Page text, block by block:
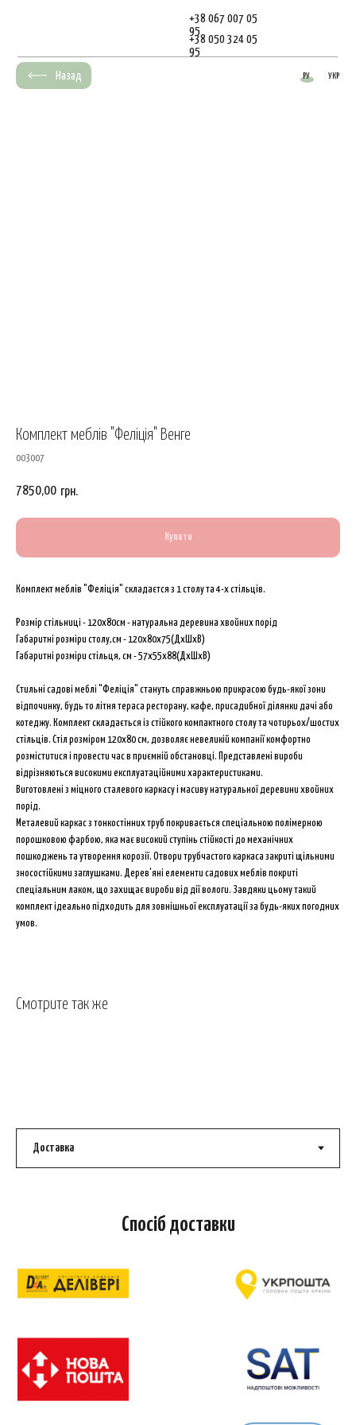
РУ УКР
+38 067 007 05
95
+38 050 324 05
95
Назад
Комплект меблів "Феліція" Венге
003007
7850,00 грн.
Купити
Комплект меблів "Феліція" складаєтся з 1 столу та 4-х стільців.
Розмір стільниці - 120х80см - натуральна деревина хвойних порід
Габаритні розміри столу,см - 120х80х75(ДхШхВ)
Габаритні розміри стільця, см - 57х55х88(ДхШхВ)
Стильні садові меблі "Феліція" стануть справжньою прикрасою будь-якої зони
відпочинку, будь то літня тераса ресторану, кафе, присадибної ділянки дачі або
котеджу. Комплект складається із стійкого компактного столу та чотирьох/шостих
стільців. Стіл розміром 120х80 см, дозволяє невеликій компанії комфортно
розміститися і провести час в приємній обстановці. Представлені вироби
відрізняються високими експлуатаційними характеристиками.
Виготовлені з міцного сталевого каркасу і масиву натуральної деревини хвойних
порід.
Металевий каркас з тонкостінних труб покривається спеціальною полімерною
порошковою фарбою, яка має високий ступінь стійкості до механічних
пошкоджень та утворення корозії. Отвори трубчастого каркаса закриті щільними
зносостійкими заглушками. Дерев'яні елементи садових меблів покриті
спеціальним лаком, що захищає вироби від дії вологи. Завдяки цьому такий
комплект ідеально підходить для зовнішньої експлуатації за будь-яких погодних
умов.
Смотрите так же
Спосіб доставки